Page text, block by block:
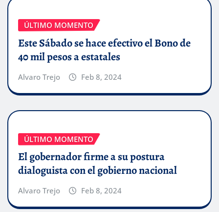
ÚLTIMO MOMENTO
Este Sábado se hace efectivo el Bono de
40 mil pesos a estatales
Alvaro Trejo Feb 8, 2024
ÚLTIMO MOMENTO
El gobernador firme a su postura
dialoguista con el gobierno nacional
Alvaro Trejo Feb 8, 2024